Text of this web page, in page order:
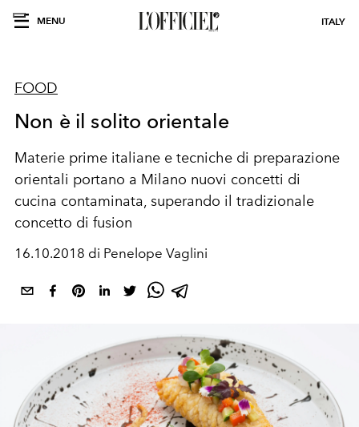
MENU ITALY
FOOD
Non è il solito orientale
Materie prime italiane e tecniche di preparazione
orientali portano a Milano nuovi concetti di
cucina contaminata, superando il tradizionale
concetto di fusion
16.10.2018 di Penelope Vaglini